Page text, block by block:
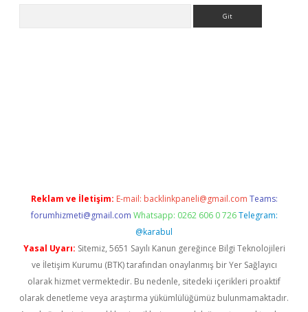
Reklam ve İletişim: E-mail: backlinkpaneli@gmail.com Teams:
forumhizmeti@gmail.com Whatsapp: 0262 606 0 726 Telegram:
@karabul
Yasal Uyarı: Sitemiz, 5651 Sayılı Kanun gereğince Bilgi Teknolojileri
ve İletişim Kurumu (BTK) tarafından onaylanmış bir Yer Sağlayıcı
olarak hizmet vermektedir. Bu nedenle, sitedeki içerikleri proaktif
olarak denetleme veya araştırma yükümlülüğümüz bulunmamaktadır.